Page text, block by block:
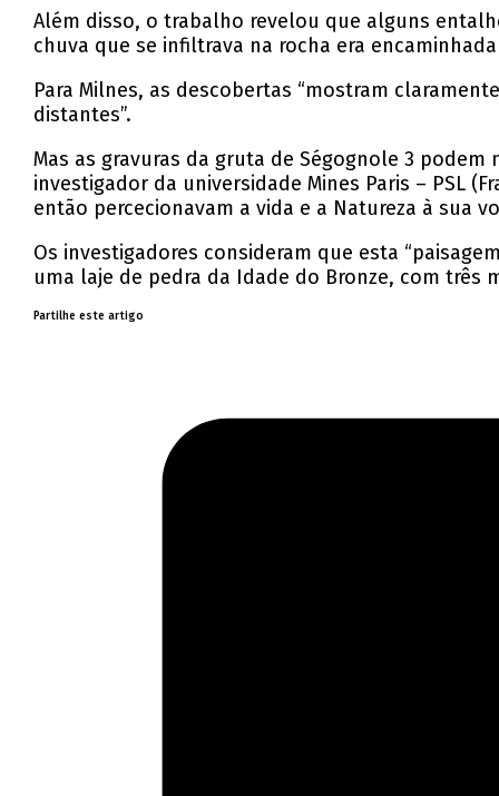
Além disso, o trabalho revelou que alguns
chuva que se infiltrava na rocha era
Para Milnes, as descobertas “mostram
distantes”.
Mas as gravuras da gruta de Ségognole 3
investigador da universidade Mines Paris – PSL
então percecionavam a vida e a Natureza à sua
Os investigadores consideram que esta
uma laje de pedra da Idade do Bronze, com
Partilhe este artigo